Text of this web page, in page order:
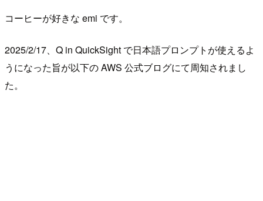
コーヒーが好きな emi です。
2025/2/17、Q in QuickSight で日本語プロンプトが使えるよ
うになった旨が以下の AWS 公式ブログにて周知されまし
た。